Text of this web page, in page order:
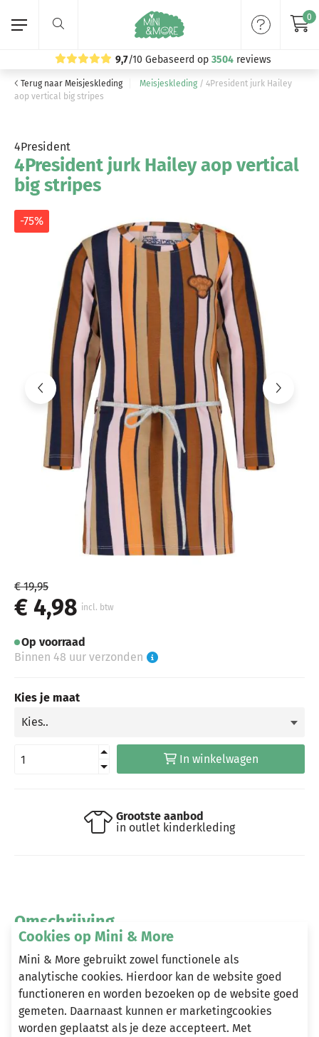
9,7/10 Gebaseerd op 3504 reviews
0
Home
Jongenskleding
Merken
Volg ons:
Terug naar Meisjeskleding Meisjeskleding / 4President jurk Hailey
aop vertical big stripes
4President
4President jurk Hailey aop vertical
big stripes
-75%
€ 19,95
€ 4,98 incl. btw
Op voorraad
Binnen 48 uur verzonden
Kies je maat
In winkelwagen
Grootste aanbod
in outlet kinderkleding
Omschrijving
Heeft u vragen?
Stuur een e-mail
info@miniandmore.nl
Cookies op Mini & More
Mini & More gebruikt zowel functionele als
analytische cookies. Hierdoor kan de website goed
functioneren en worden bezoeken op de website goed
gemeten. Daarnaast kunnen er marketingcookies
worden geplaatst als je deze accepteert. Met